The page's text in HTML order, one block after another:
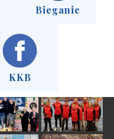
Bieganie
KKB